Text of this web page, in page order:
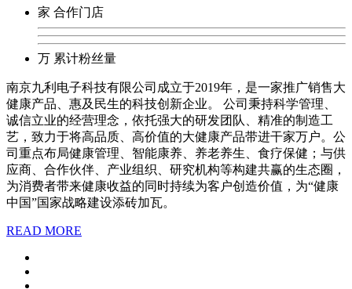
家 合作门店
万 累计粉丝量
南京九利电子科技有限公司成立于2019年，是一家推广销售大
健康产品、惠及民生的科技创新企业。 公司秉持科学管理、
诚信立业的经营理念，依托强大的研发团队、精准的制造工
艺，致力于将高品质、高价值的大健康产品带进干家万户。公
司重点布局健康管理、智能康养、养老养生、食疗保健；与供
应商、合作伙伴、产业组织、研究机构等构建共赢的生态圈，
为消费者带来健康收益的同时持续为客户创造价值，为“健康
中国”国家战略建设添砖加瓦。
READ MORE